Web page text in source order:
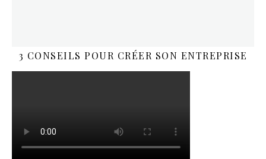
3 CONSEILS POUR CRÉER SON ENTREPRISE